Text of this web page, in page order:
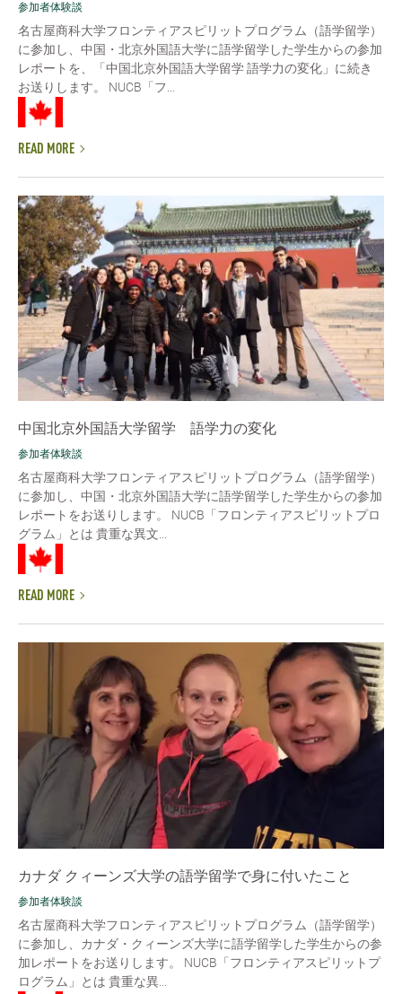
参加者体験談
名古屋商科大学フロンティアスピリットプログラム（語学留学）
に参加し、中国・北京外国語大学に語学留学した学生からの参加
レポートを、「中国北京外国語大学留学 語学力の変化」に続き
お送りします。 NUCB「フ...
READ MORE
中国北京外国語大学留学 語学力の変化
参加者体験談
名古屋商科大学フロンティアスピリットプログラム（語学留学）
に参加し、中国・北京外国語大学に語学留学した学生からの参加
レポートをお送りします。 NUCB「フロンティアスピリットプロ
グラム」とは 貴重な異文...
READ MORE
カナダ クィーンズ大学の語学留学で身に付いたこと
参加者体験談
名古屋商科大学フロンティアスピリットプログラム（語学留学）
に参加し、カナダ・クィーンズ大学に語学留学した学生からの参
加レポートをお送りします。 NUCB「フロンティアスピリットプ
ログラム」とは 貴重な異...